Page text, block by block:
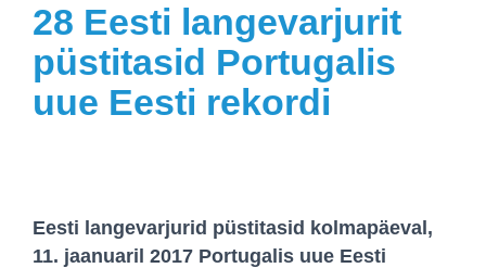
28 Eesti langevarjurit
püstitasid Portugalis
uue Eesti rekordi
Eesti langevarjurid püstitasid kolmapäeval,
11. jaanuaril 2017 Portugalis uue Eesti